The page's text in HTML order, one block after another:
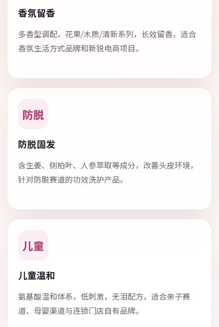
香氛留香
多香型调配，花果/木质/清新系列，长效留香，适合
香氛生活方式品牌和新锐电商项目。
防脱
防脱固发
含生姜、侧柏叶、人参萃取等成分，改善头皮环境，
针对防脱赛道的功效洗护产品。
儿童
儿童温和
氨基酸温和体系，低刺激，无泪配方，适合亲子赛
道、母婴渠道与连锁门店自有品牌。